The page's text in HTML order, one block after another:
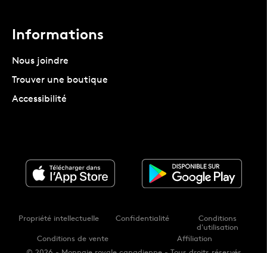
Informations
Nous joindre
Trouver une boutique
Accessibilité
Propriété intellectuelle Confidentialité
Conditions
d'utilisation
Conditions de vente
Affiliation